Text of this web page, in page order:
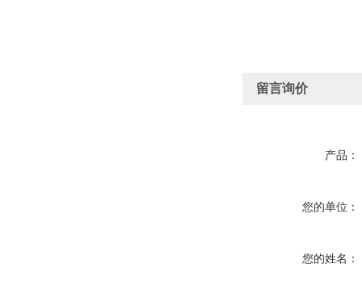
留言询价
产品：
您的单位：
您的姓名：